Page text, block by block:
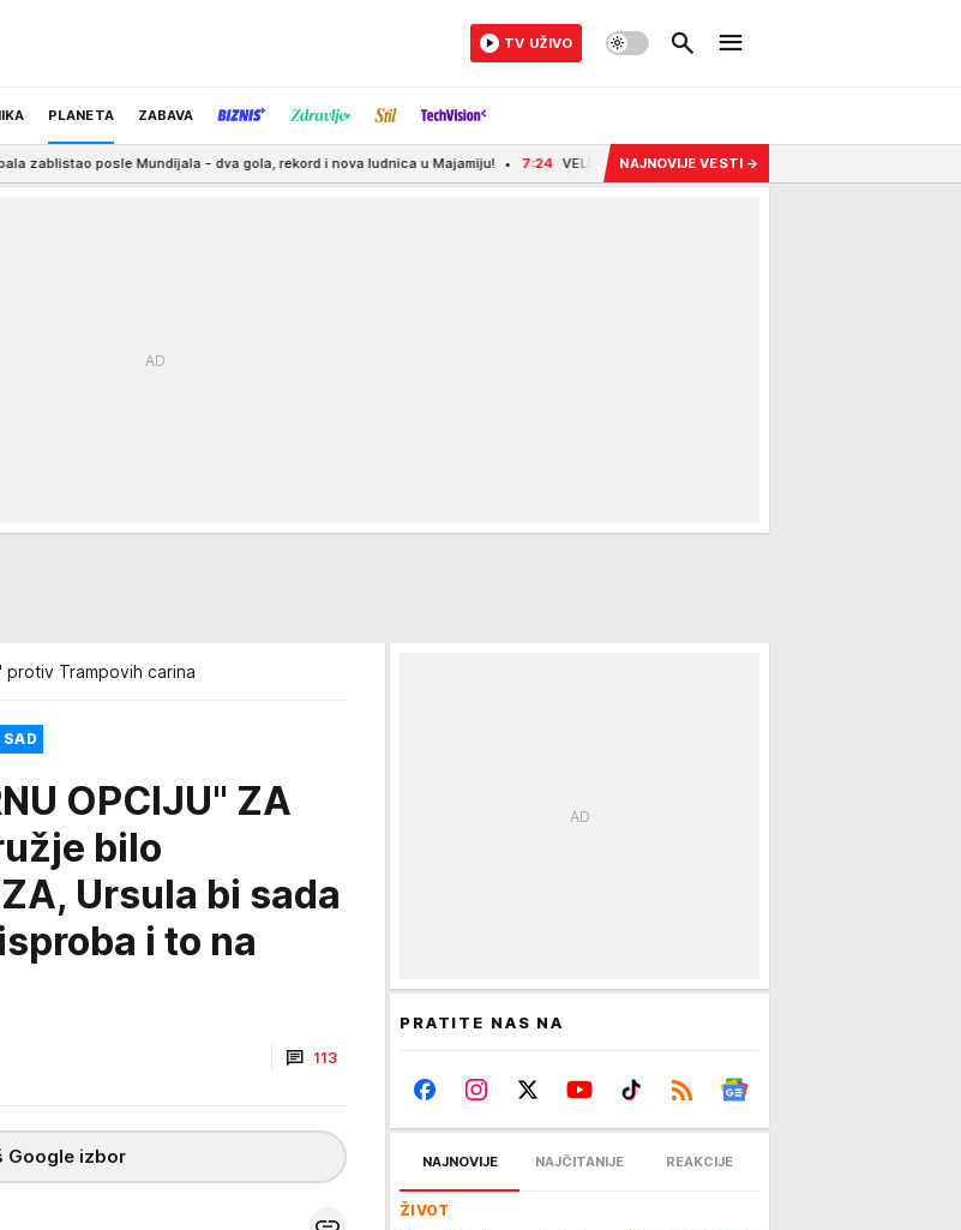
PLANETA ZABAVA
TV UŽIVO
- dva gola, rekord i nova ludnica u Majamiju! 7:24 VELIKA PODRŠKA VUČIĆU IZ CRNE GORE: Eparhija budimljansko-nikšićka
NAJNOVIJE VESTI →
protiv Trampovih carina
OPCIJU" ZA
bilo
Ursula bi sada
i to na
113
Google izbor
PRATITE NAS NA
NAJNOVIJE NAJČITANIJE REAKCIJE
ŽIVOT